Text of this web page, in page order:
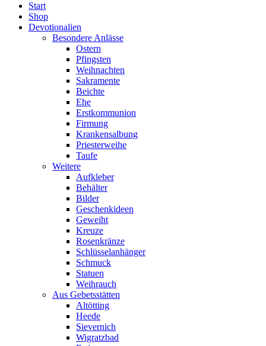
Start
Shop
Devotionalien
Besondere Anlässe
Ostern
Pfingsten
Weihnachten
Sakramente
Beichte
Ehe
Erstkommunion
Firmung
Krankensalbung
Priesterweihe
Taufe
Weitere
Aufkleber
Behälter
Bilder
Geschenkideen
Geweiht
Kreuze
Rosenkränze
Schlüsselanhänger
Schmuck
Statuen
Weihrauch
Aus Gebetsstätten
Altötting
Heede
Sievernich
Wigratzbad